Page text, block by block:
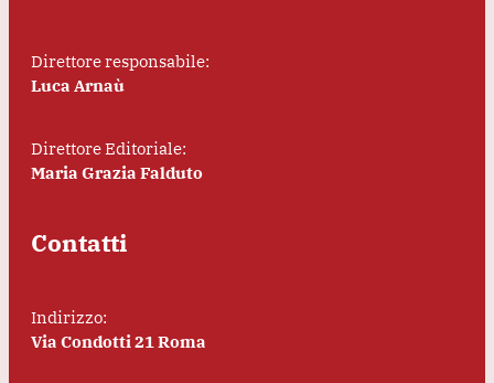
Direttore responsabile:
Luca Arnaù
Direttore Editoriale:
Maria Grazia Falduto
Contatti
Indirizzo:
Via Condotti 21 Roma